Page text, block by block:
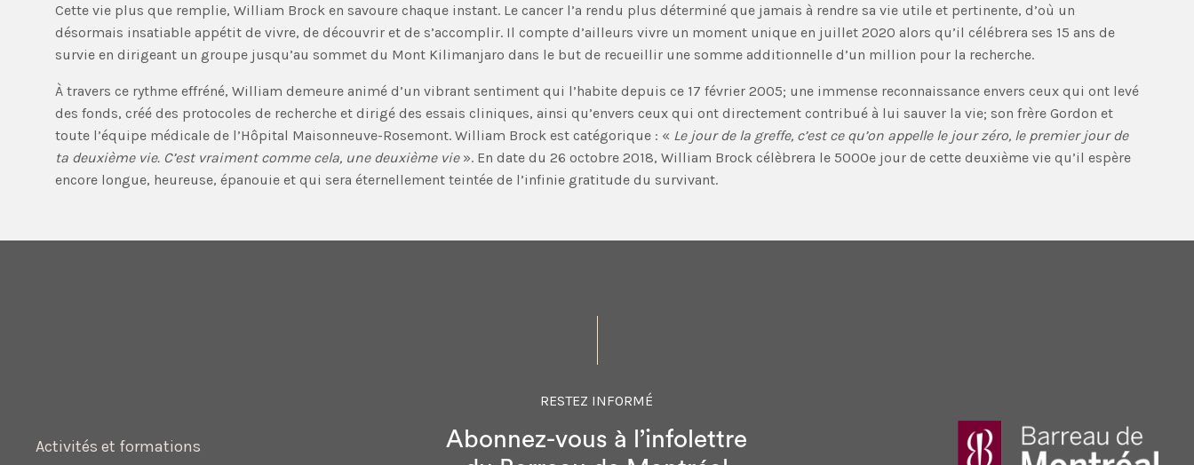
Cette vie plus que remplie, William Brock en savoure chaque instant. Le cancer l’a rendu plus déterminé que jamais à rendre sa vie utile et pertinente, d’où un
désormais insatiable appétit de vivre, de découvrir et de s’accomplir. Il compte d’ailleurs vivre un moment unique en juillet 2020 alors qu’il célébrera ses 15 ans de
survie en dirigeant un groupe jusqu’au sommet du Mont Kilimanjaro dans le but de recueillir une somme additionnelle d’un million pour la recherche.
À travers ce rythme effréné, William demeure animé d’un vibrant sentiment qui l’habite depuis ce 17 février 2005; une immense reconnaissance envers ceux qui ont levé
des fonds, créé des protocoles de recherche et dirigé des essais cliniques, ainsi qu’envers ceux qui ont directement contribué à lui sauver la vie; son frère Gordon et
toute l’équipe médicale de l’Hôpital Maisonneuve-Rosemont. William Brock est catégorique : « Le jour de la greffe, c’est ce qu’on appelle le jour zéro, le premier jour de
ta deuxième vie. C’est vraiment comme cela, une deuxième vie ». En date du 26 octobre 2018, William Brock célèbrera le 5000e jour de cette deuxième vie qu’il espère
encore longue, heureuse, épanouie et qui sera éternellement teintée de l’infinie gratitude du survivant.
Activités et formations
RESTEZ INFORMÉ
Abonnez-vous à l’infolettre